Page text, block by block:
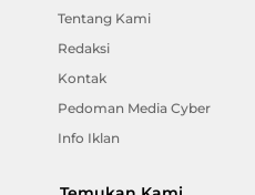
Tentang Kami
Redaksi
Kontak
Pedoman Media Cyber
Info Iklan